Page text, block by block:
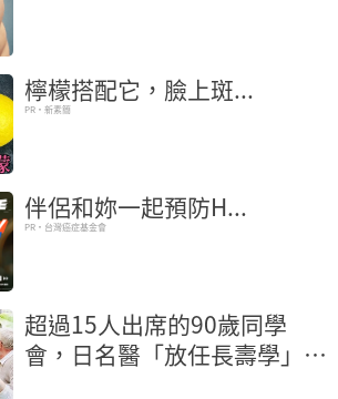
檸檬搭配它，臉上斑...
PR・新素簡
伴侶和妳一起預防H...
PR・台灣癌症基金會
超過15人出席的90歲同學
會，日名醫「放任長壽學」3